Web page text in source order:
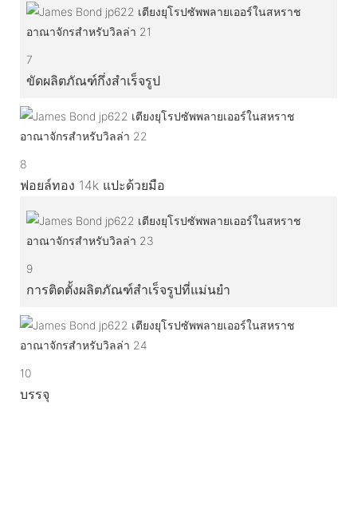
7
ขัดผลิตภัณฑ์กึ่งสำเร็จรูป
8
ฟอยล์ทอง 14k แปะด้วยมือ
9
การติดตั้งผลิตภัณฑ์สำเร็จรูปที่แม่นยำ
10
บรรจุ